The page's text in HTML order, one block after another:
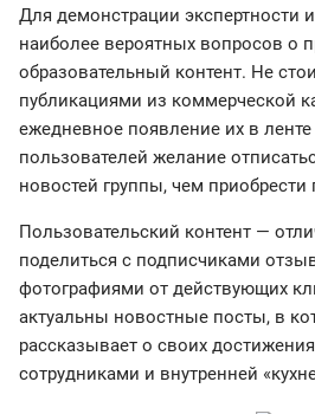
Для демонстрации экспертности
наиболее вероятных вопросов о
образовательный контент. Не
публикациями из коммерческой
ежедневное появление их в
пользователей желание
новостей группы, чем приобрести
Пользовательский контент —
поделиться с подписчиками
фотографиями от действующих
актуальны новостные посты, в
рассказывает о своих
сотрудниками и внутренней